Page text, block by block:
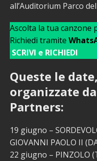
all’Auditorium Parco
Ascolta la tua canzone
Richiedi tramite
SCRIVI e RICHIEDI
Queste le
organizzate
Partners:
19 giugno –
GIOVANNI PAOLO II
22 giugno – PINZOLO